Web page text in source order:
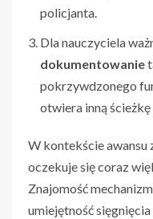
policjanta.
Dla nauczyciela
dokumentowanie
pokrzywdzonego
otwiera inną
W kontekście awansu
oczekuje się coraz
Znajomość
umiejętność